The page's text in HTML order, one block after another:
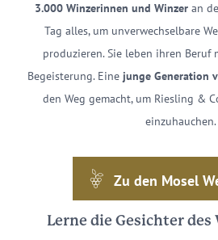
3.000 Winzerinnen und Winzer an
Tag alles, um unverwechselbare
produzieren. Sie leben ihren
Begeisterung. Einejunge Generation
den Weg gemacht, um Riesling &
einzuhauchen.
Zu den Mosel
Lerne die Gesichter